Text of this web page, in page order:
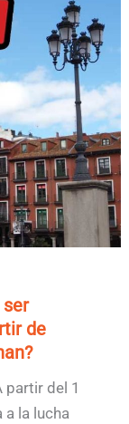
de
partir del 1
a la lucha